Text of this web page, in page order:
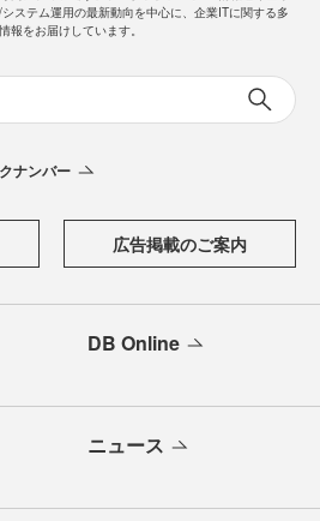
システム運用の最新動向を中心に、企業ITに関する多
報をお届けしています。
ナンバー
広告掲載のご案内
DB Online
ニュース